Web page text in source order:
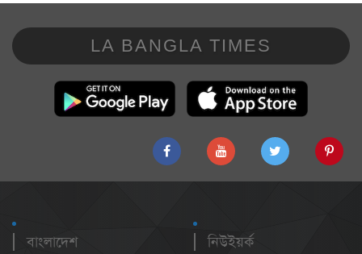
LA BANGLA TIMES
বাংলাদেশ
নিউইয়র্ক